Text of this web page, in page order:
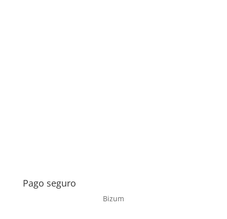
Pago seguro
Bizum